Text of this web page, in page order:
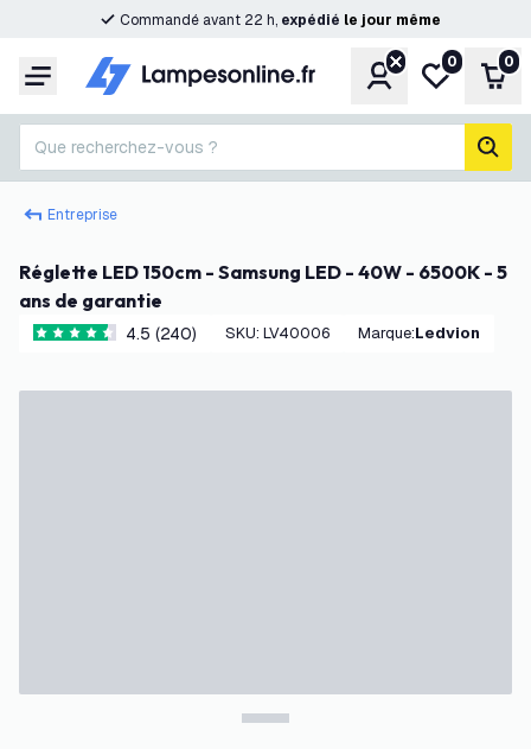
Commandé avant 22 h, expédié le jour même
Menu CompteMa liste de
0 0
Que recherchez-vous ?
Entreprise
Réglette LED 150cm - Samsung LED - 40W - 6500K - 5
ans de garantie
4.5 étoiles de notation
4.5 (240) SKU: LV40006 Marque: Ledvion